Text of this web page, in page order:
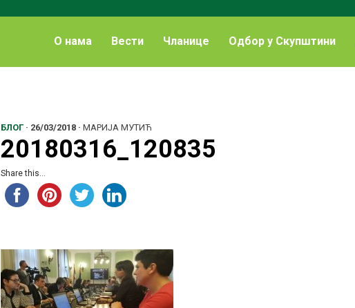
O нама Вести Чланице Одбор у Скупштини
БЛОГ · 26/03/2018 · МАРИЈА МУТИЋ
20180316_120835
Share this...